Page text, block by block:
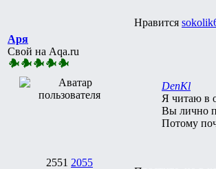
Нравится
Аря
Свой на Aqa.ru
2551 2055
DenKl
Я читаю в
Вы лично
Потому